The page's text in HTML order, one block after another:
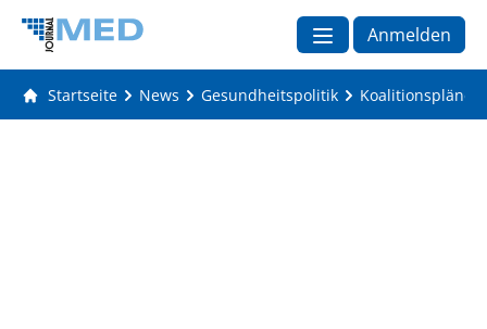
Anmelden
Startseite News Gesundheitspolitik Koalitionspläne